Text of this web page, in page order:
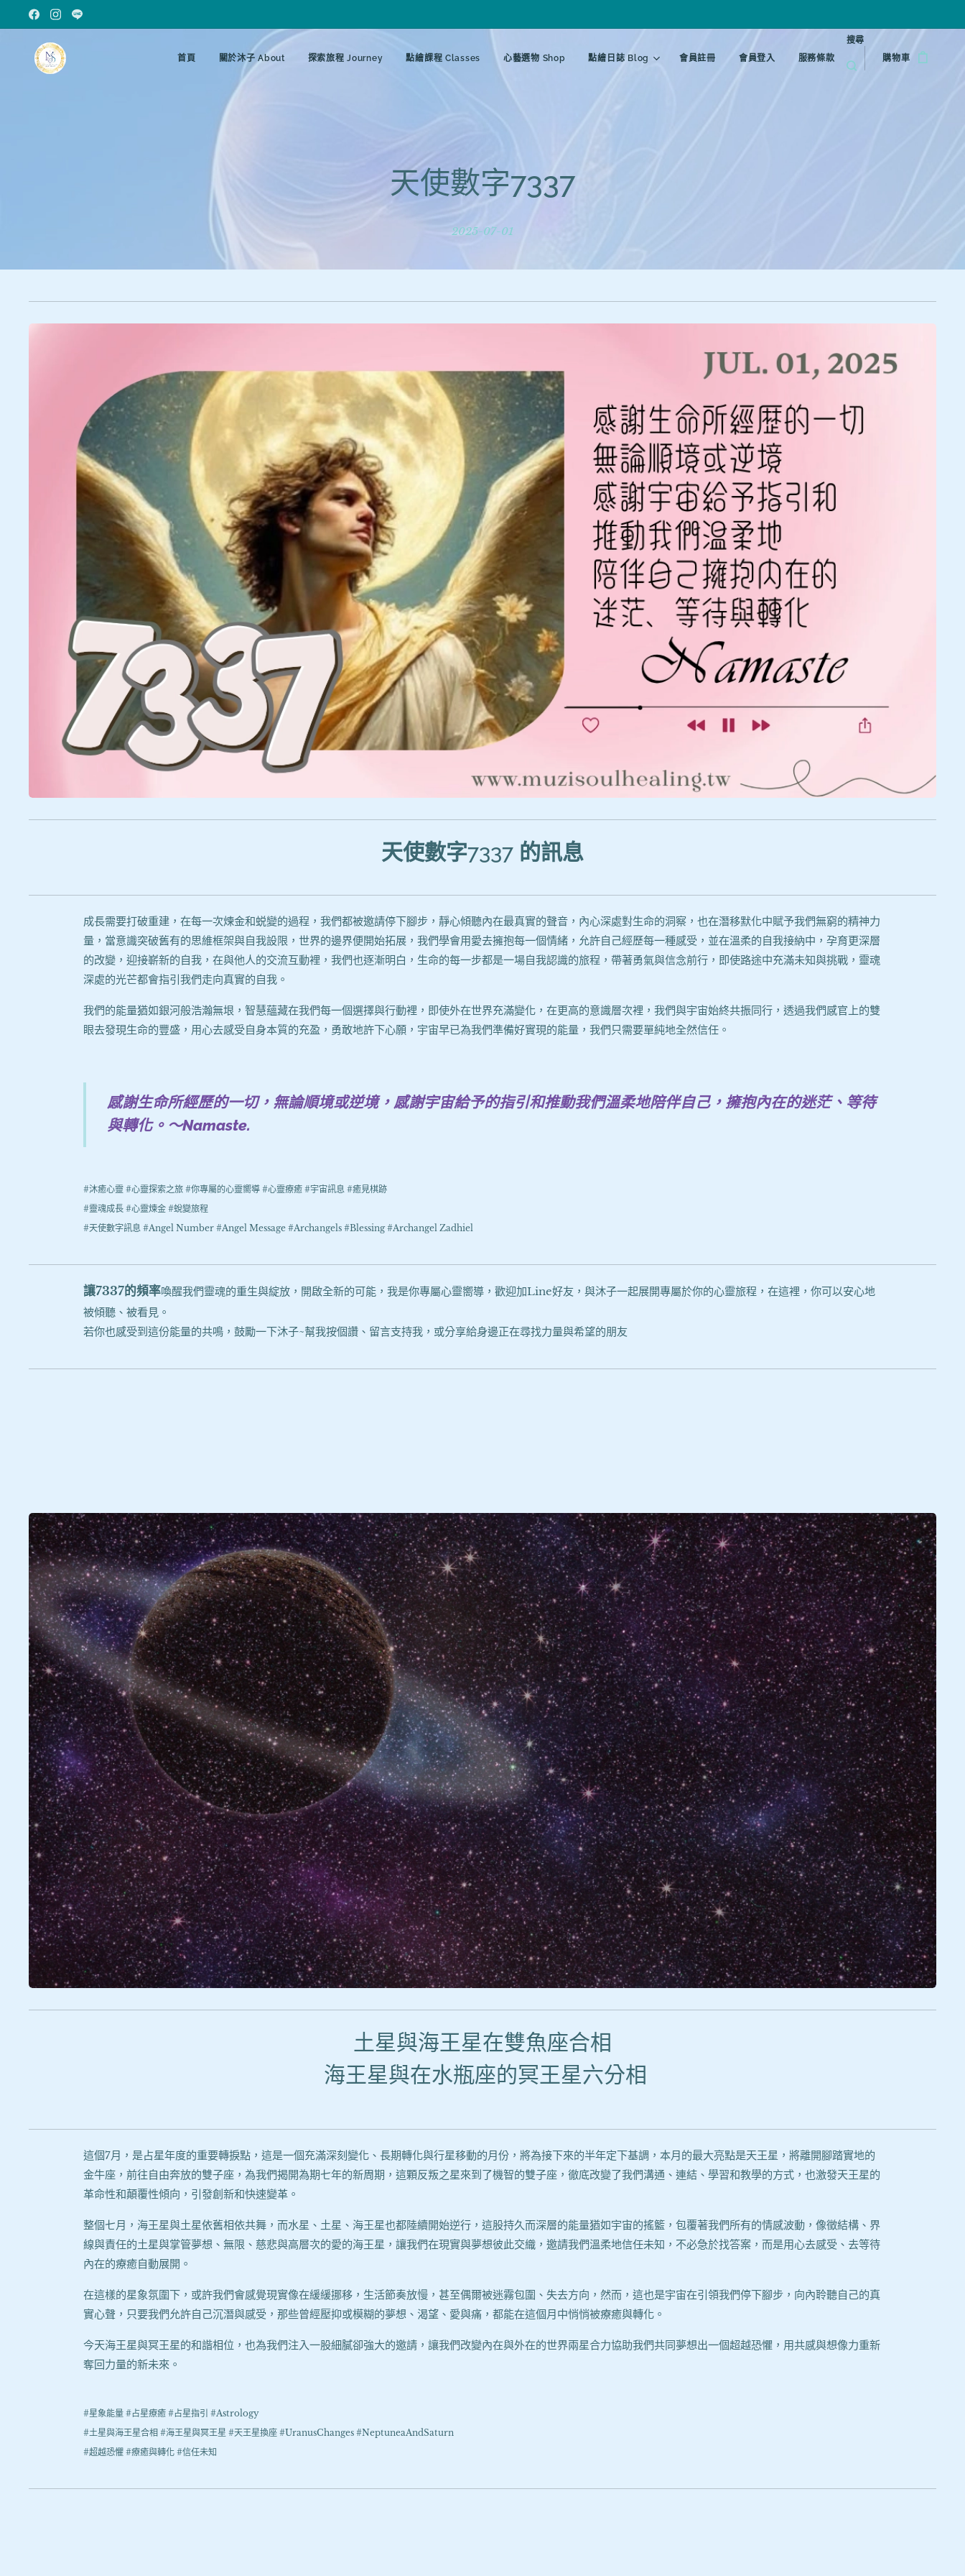
首頁 關於沐子 About 探索旅程 Journey 點繪課程 Classes 心藝選物 Shop 點繪日誌 Blog 會員註冊 會員登入 服務條款
搜尋
購物車
天使數字7337
2025-07-01
天使數字7337 的訊息
成長需要打破重建，在每一次煉金和蜕變的過程，我們都被邀請停下腳步，靜心傾聽內在最真實的聲音，內心深處對生命的洞察，也在潛移默化中賦予我們無窮的精神力
量，當意識突破舊有的思維框架與自我設限，世界的邊界便開始拓展，我們學會用愛去擁抱每一個情緒，允許自己經歷每一種感受，並在溫柔的自我接納中，孕育更深層
的改變，迎接嶄新的自我，在與他人的交流互動裡，我們也逐漸明白，生命的每一步都是一場自我認識的旅程，帶著勇氣與信念前行，即使路途中充滿未知與挑戰，靈魂
深處的光芒都會指引我們走向真實的自我。
我們的能量猶如銀河般浩瀚無垠，智慧蘊藏在我們每一個選擇與行動裡，即使外在世界充滿變化，在更高的意識層次裡，我們與宇宙始終共振同行，透過我們感官上的雙
眼去發現生命的豐盛，用心去感受自身本質的充盈，勇敢地許下心願，宇宙早已為我們準備好實現的能量，我們只需要單純地全然信任。
感謝生命所經歷的一切，無論順境或逆境，感謝宇宙給予的指引和推動我們溫柔地陪伴自己，擁抱內在的迷茫、等待
與轉化。～Namaste.
#沐癒心靈 #心靈探索之旅 #你專屬的心靈嚮導 #心靈療癒 #宇宙訊息 #癒見棋跡
#靈魂成長 #心靈煉金 #蛻變旅程
#天使數字訊息 #Angel Number #Angel Message #Archangels #Blessing #Archangel Zadhiel
讓7337的頻率喚醒我們靈魂的重生與綻放，開啟全新的可能，我是你專屬心靈嚮導，歡迎加Line好友，與沐子一起展開專屬於你的心靈旅程，在這裡，你可以安心地
被傾聽、被看見。
若你也感受到這份能量的共鳴，鼓勵一下沐子~幫我按個讚、留言支持我，或分享給身邊正在尋找力量與希望的朋友
土星與海王星在雙魚座合相
海王星與在水瓶座的冥王星六分相
這個7月，是占星年度的重要轉捩點，這是一個充滿深刻變化、長期轉化與行星移動的月份，將為接下來的半年定下基調，本月的最大亮點是天王星，將離開腳踏實地的
金牛座，前往自由奔放的雙子座，為我們揭開為期七年的新周期，這顆反叛之星來到了機智的雙子座，徹底改變了我們溝通、連結、學習和教學的方式，也激發天王星的
革命性和顛覆性傾向，引發創新和快速變革。
整個七月，海王星與土星依舊相依共舞，而水星、土星、海王星也都陸續開始逆行，這股持久而深層的能量猶如宇宙的搖籃，包覆著我們所有的情感波動，像徵結構、界
線與責任的土星與掌管夢想、無限、慈悲與高層次的愛的海王星，讓我們在現實與夢想彼此交織，邀請我們溫柔地信任未知，不必急於找答案，而是用心去感受、去等待
內在的療癒自動展開。
在這樣的星象氛圍下，或許我們會感覺現實像在緩緩挪移，生活節奏放慢，甚至偶爾被迷霧包圍、失去方向，然而，這也是宇宙在引領我們停下腳步，向內聆聽自己的真
實心聲，只要我們允許自己沉潛與感受，那些曾經壓抑或模糊的夢想、渴望、愛與痛，都能在這個月中悄悄被療癒與轉化。
今天海王星與冥王星的和諧相位，也為我們注入一股細膩卻強大的邀請，讓我們改變內在與外在的世界兩星合力協助我們共同夢想出一個超越恐懼，用共感與想像力重新
奪回力量的新未來。
#星象能量 #占星療癒 #占星指引 #Astrology
#土星與海王星合相 #海王星與冥王星 #天王星換座 #UranusChanges #NeptuneaAndSaturn
#超越恐懼 #療癒與轉化 #信任未知